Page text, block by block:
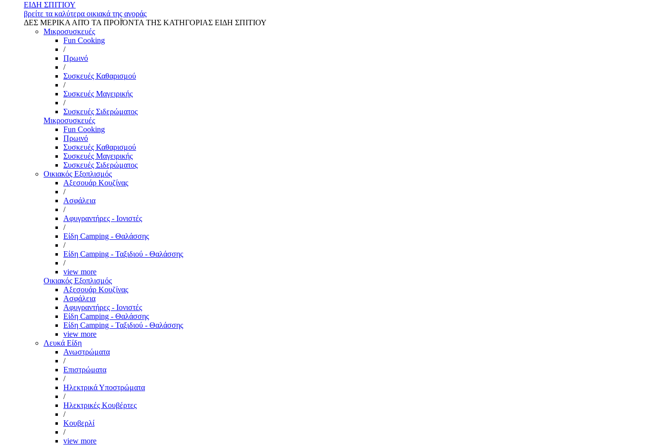
ΕΙΔΗ ΣΠΙΤΙΟΥ
βρείτε τα καλύτερα οικιακά της αγοράς
ΔΕΣ ΜΕΡΙΚΑ ΑΠΌ ΤΑ ΠΡΟΪΌΝΤΑ ΤΗΣ ΚΑΤΗΓΟΡΙΑΣ ΕΙΔΗ ΣΠΙΤΙΟΥ
Μικροσυσκευές
Fun Cooking
/
Πρωινό
/
Συσκευές Καθαρισμού
/
Συσκευές Μαγειρικής
/
Συσκευές Σιδερώματος
Μικροσυσκευές
Fun Cooking
Πρωινό
Συσκευές Καθαρισμού
Συσκευές Μαγειρικής
Συσκευές Σιδερώματος
Οικιακός Εξοπλισμός
Αξεσουάρ Κουζίνας
/
Ασφάλεια
/
Αφυγραντήρες - Ιονιστές
/
Είδη Camping - Θαλάσσης
/
Είδη Camping - Ταξιδιού - Θαλάσσης
/
view more
Οικιακός Εξοπλισμός
Αξεσουάρ Κουζίνας
Ασφάλεια
Αφυγραντήρες - Ιονιστές
Είδη Camping - Θαλάσσης
Είδη Camping - Ταξιδιού - Θαλάσσης
view more
Λευκά Είδη
Ανωστρώματα
/
Επιστρώματα
/
Ηλεκτρικά Υποστρώματα
/
Ηλεκτρικές Κουβέρτες
/
Κουβερλί
/
view more